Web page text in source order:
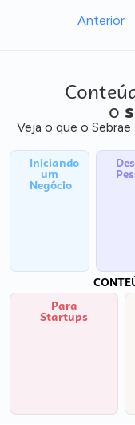
Anterior
o
Veja o que o
Iniciando
um
Negócio
Para
Startups